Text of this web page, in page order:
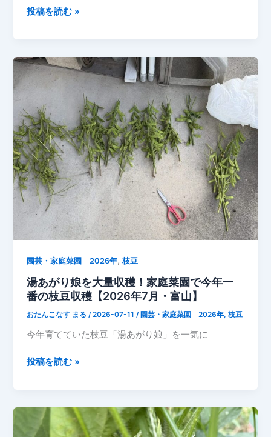
今
家
庭
収
穫
｜
き
ゅ
う
り・
ピ
マ
ン・
ク
ラ
を
収
し
月
投稿を読む »
園芸・家庭菜園 2026年,枝豆
湯あがり娘を大量収穫！家庭菜園で今年一
番の枝豆収穫【2026年7月・富山】
おたんこなす まる /2026-07-11 / 園芸・家庭菜園 2026年,枝豆
今年育てていた枝豆「湯あがり娘」を一気に
湯
り
を
投稿を読む »